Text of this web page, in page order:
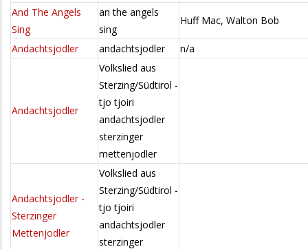
And The Angels
Sing
an the angels
sing
Huff Mac, Walton Bob
Andachtsjodler andachtsjodler n/a
Andachtsjodler
Volkslied aus
Sterzing/Südtirol -
tjo tjoiri
andachtsjodler
sterzinger
mettenjodler
Andachtsjodler -
Sterzinger
Mettenjodler
Volkslied aus
Sterzing/Südtirol -
tjo tjoiri
andachtsjodler
sterzinger